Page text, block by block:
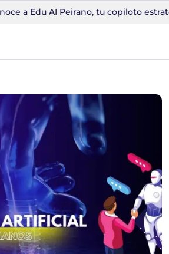
a Edu AI Peirano, tu copiloto
con IA